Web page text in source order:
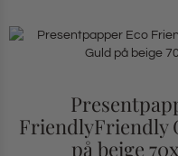
FriendlyFriendly
på beige